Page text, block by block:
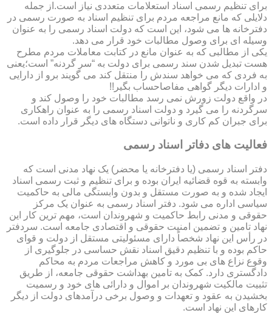
برای تنظیم رسمی اسناد استعلامات متعددی نیاز است.از جمله
دلایلی که مانع مراجعه مردم برای تنظیم اسناد به صورت رسمی در
دفترخانه ها می شود، این است که دولت اسناد رسمی را به عنوان
وسیله ای برای وصول مطالبات خود قرار می دهد.
یکی از مطالبی که به عنوان مانع در کتابت معاملات مردم مطرح
هست تبدیل شدن سند رسمی برای دولت به “سر گردنه” است؛یعنی
به فردی که می خواهد سندش را منتقل کند می گویند برو از دارایی
و ادارات دیگر گواهی مفاصاحساب بگیر!!
در واقع دولت زورش نمی رسد مطالبات خود را وصول کند و
سرگردنه را می گیرد و دولت اسناد رسمی را به عنوان راهکاری
برای جبران کم کاری و ناتوانی دستگاه های دیگر قرار داده است.
فعالیت های دفاتر اسناد رسمی
دفتر اسناد رسمی (یا دفترخانه یا محضر) یک نهاد مدنی است که
وابسته به قوه قضائیه ایران بوده و برای تنظیم و ثبت رسمی اسناد
ایجاد شده و به صورت مستقل و بدون وابستگی مالی به حاکمیت
سیاسی اداره می شود. دفتر اسناد رسمی به عنوان یک مرکز
حقوقی و مدنی رابط حاکمیت و شهروندان است، مهم ترین کار این
نهاد تامین و تضمین امنیت حقوقی و اقتصادی جامعه است. سردفتر
در رأس این نهاد شخصاً دارای مسئولیتی مستقل از دولت و قوای
حاکم بوده و با تنظیم دقیق اسناد نقش حساسی در جلوگیری از
وقوع نزاع های بی مورد و کاهش مراجعات مردم به محاکم
دادگستری دارد. کمک به تامین بهداشت حقوقی جامعه، از طریق
تثبیت مالکیت شهروندان بر اموال و دارائی های خود و رسمیت
بخشیدن به عقود و تعهدات و وصول برخی درآمدهای دولت از دیگر
کارهای این نهاد است.